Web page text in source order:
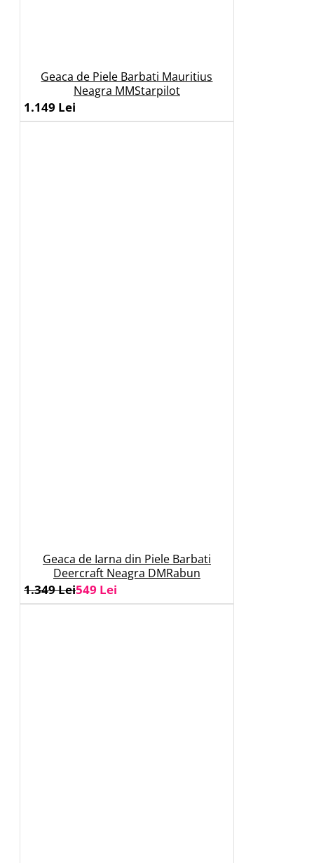
Geaca de Piele Barbati Mauritius
Neagra MMStarpilot
1.149 Lei
Geaca de Iarna din Piele Barbati
Deercraft Neagra DMRabun
549 Lei
1.349 Lei